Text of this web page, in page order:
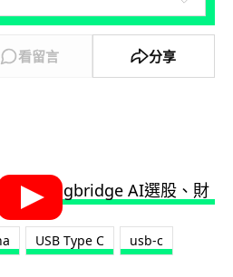
看留言 分享
USB Type C usb-c